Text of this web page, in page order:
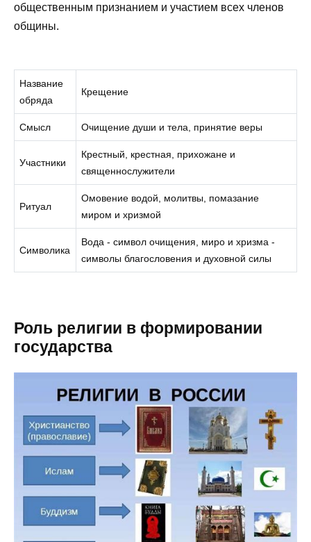
общественным признанием и участием всех членов
общины.
Название
обряда
Крещение
Смысл Очищение души и тела, принятие веры
Участники
Крестный, крестная, прихожане и
священнослужители
Ритуал
Омовение водой, молитвы, помазание
миром и хризмой
Символика
Вода - символ очищения, миро и хризма -
символы благословения и духовной силы
Роль религии в формировании
государства